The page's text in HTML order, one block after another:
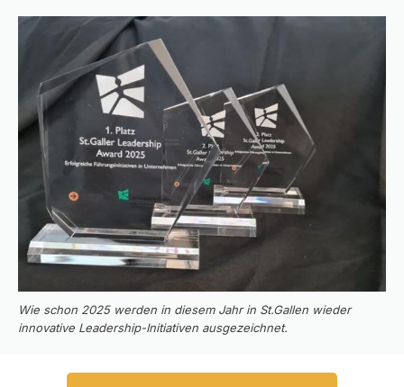
Wie schon 2025 werden in diesem Jahr in St.Gallen wieder
innovative Leadership-Initiativen ausgezeichnet.